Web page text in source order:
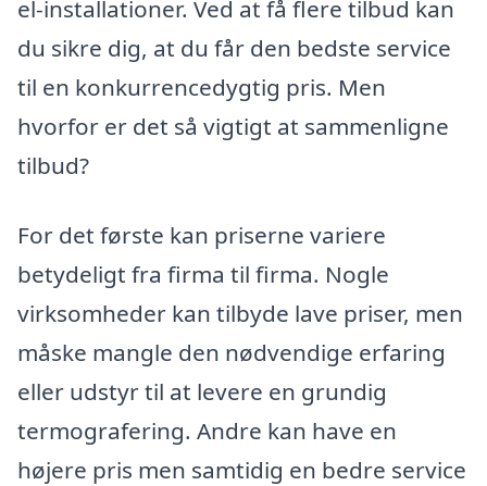
el-installationer. Ved at få flere tilbud kan
du sikre dig, at du får den bedste service
til en konkurrencedygtig pris. Men
hvorfor er det så vigtigt at sammenligne
tilbud?
For det første kan priserne variere
betydeligt fra firma til firma. Nogle
virksomheder kan tilbyde lave priser, men
måske mangle den nødvendige erfaring
eller udstyr til at levere en grundig
termografering. Andre kan have en
højere pris men samtidig en bedre service